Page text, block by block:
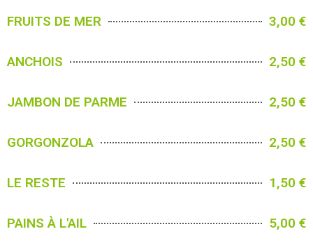
FRUITS DE MER 3,00 €
ANCHOIS 2,50 €
JAMBON DE PARME 2,50 €
GORGONZOLA 2,50 €
LE RESTE 1,50 €
PAINS À L'AIL 5,00 €